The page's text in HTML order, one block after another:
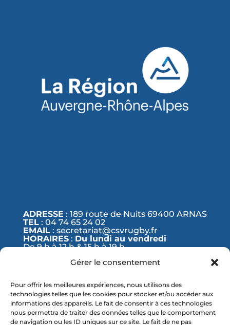
Gérer le consentement
Pour offrir les meilleures expériences, nous utilisons des
technologies telles que les cookies pour stocker et/ou accéder aux
informations des appareils. Le fait de consentir à ces technologies
nous permettra de traiter des données telles que le comportement
de navigation ou les ID uniques sur ce site. Le fait de ne pas
ADRESSE : 189 route de Nuits 69400 ARNAS
TEL: 04 74 65 24 02
EMAIL: secretariat@csvrugby.fr
HORAIRES: Du lundi au vendredi
De 9 h à 12 h & 15 h à 19 h